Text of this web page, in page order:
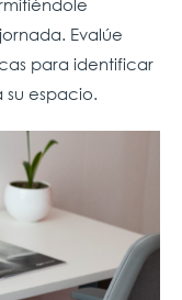
Evalúe
para identificar
espacio.